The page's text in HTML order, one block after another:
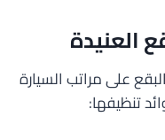
العنيدة
على مراتب السيارة
تنظيفها: